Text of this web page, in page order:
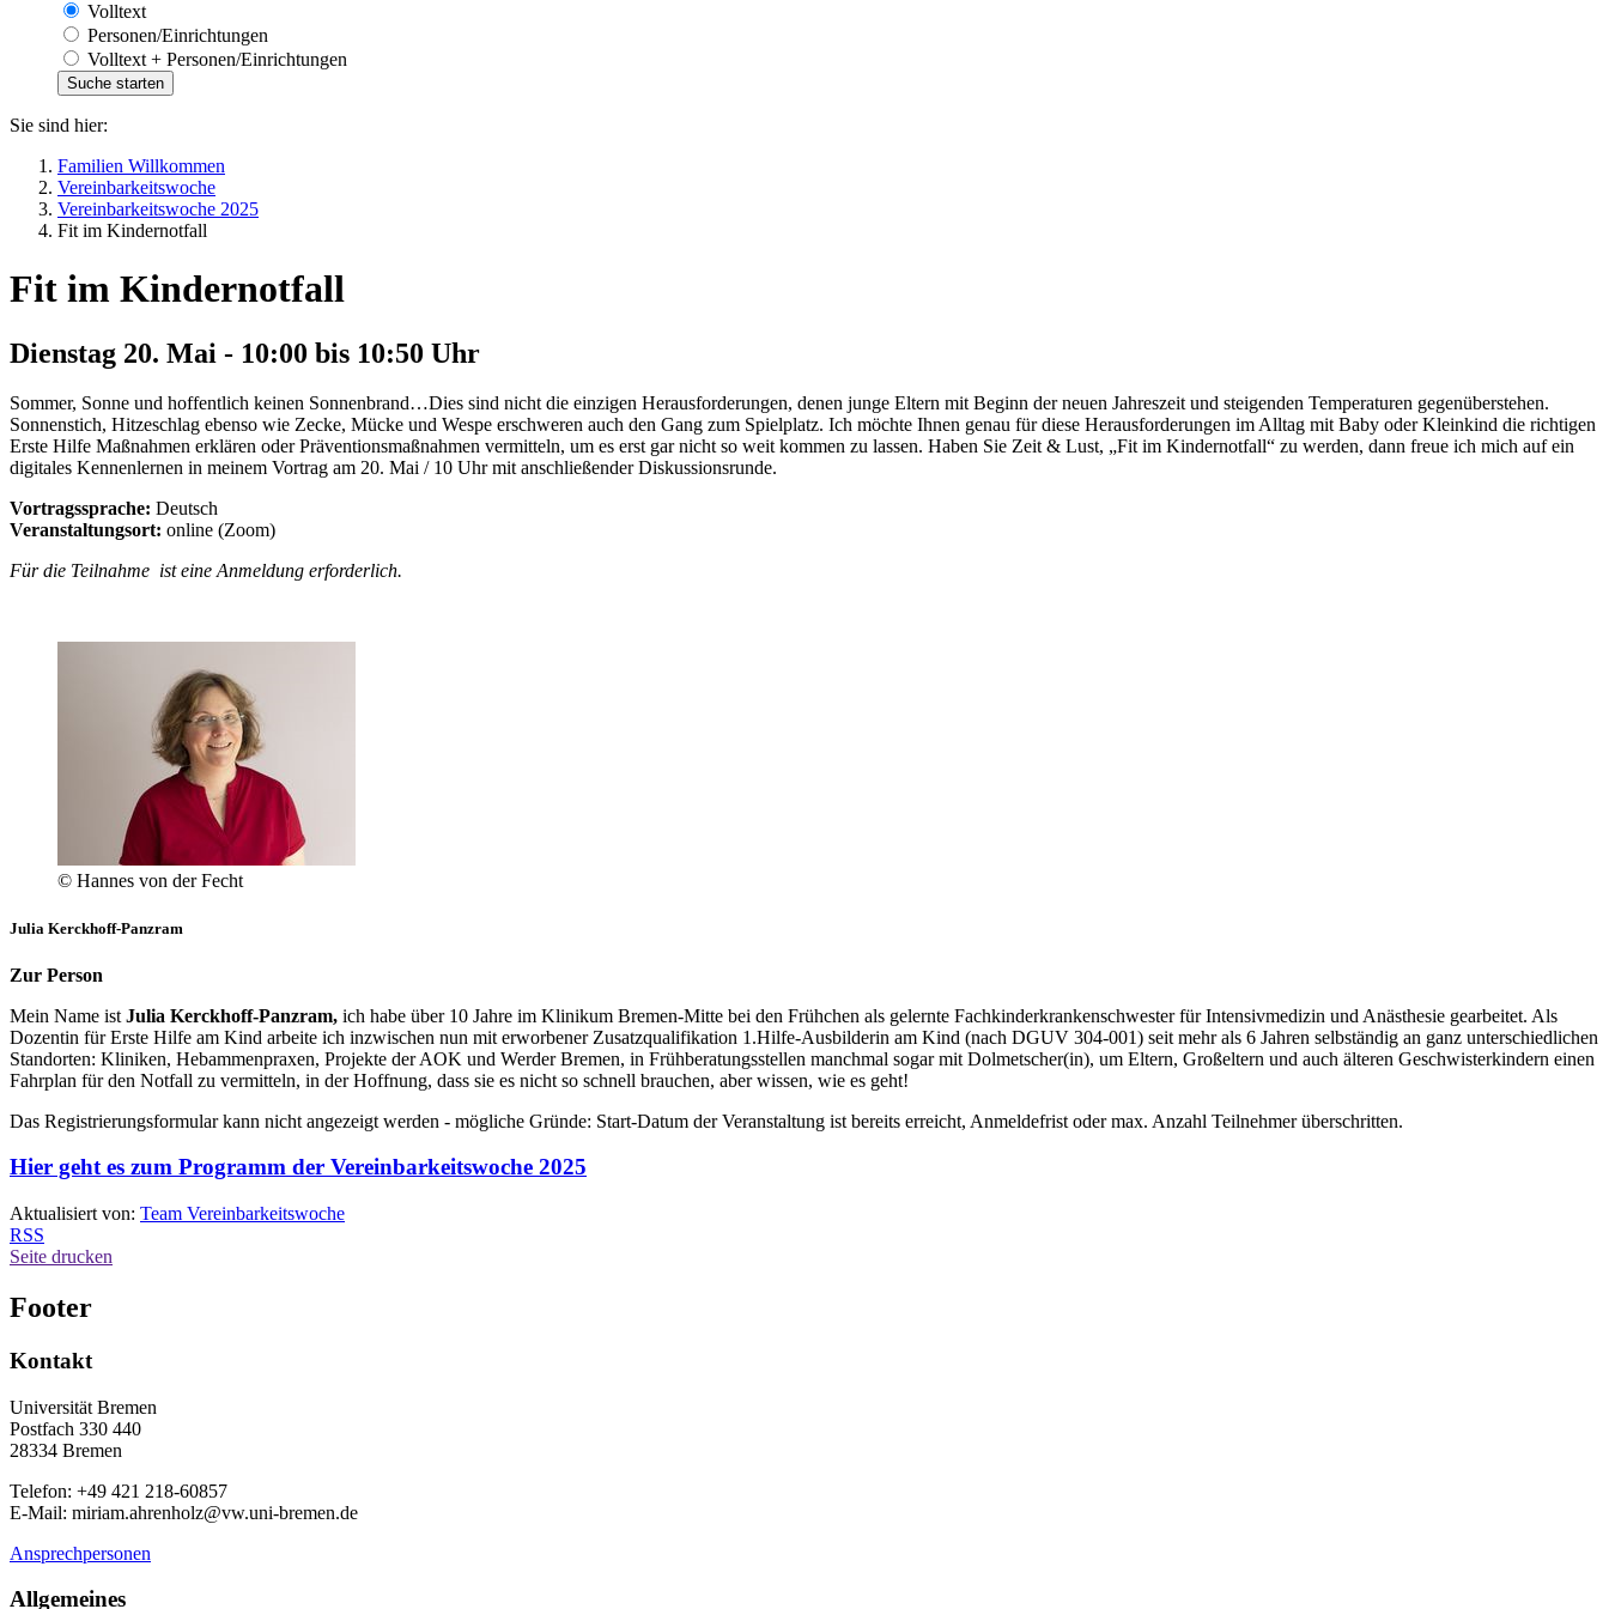
Volltext
Personen/Einrichtungen
Volltext + Personen/Einrichtungen
Sie sind hier:
Familien Willkommen
Vereinbarkeitswoche
Vereinbarkeitswoche 2025
Fit im Kindernotfall
Fit im Kindernotfall
Dienstag 20. Mai - 10:00 bis 10:50 Uhr
Sommer, Sonne und hoffentlich keinen Sonnenbrand…Dies sind nicht die einzigen Herausforderungen, denen junge Eltern mit Beginn der neuen Jahreszeit und steigenden Temperaturen gegenüberstehen.
Sonnenstich, Hitzeschlag ebenso wie Zecke, Mücke und Wespe erschweren auch den Gang zum Spielplatz. Ich möchte Ihnen genau für diese Herausforderungen im Alltag mit Baby oder Kleinkind die richtigen
Erste Hilfe Maßnahmen erklären oder Präventionsmaßnahmen vermitteln, um es erst gar nicht so weit kommen zu lassen. Haben Sie Zeit & Lust, „Fit im Kindernotfall“ zu werden, dann freue ich mich auf ein
digitales Kennenlernen in meinem Vortrag am 20. Mai / 10 Uhr mit anschließender Diskussionsrunde.
Vortragssprache: Deutsch
Veranstaltungsort: online (Zoom)
Für die Teilnahme ist eine Anmeldung erforderlich.
© Hannes von der Fecht
Julia Kerckhoff-Panzram
Zur Person
Mein Name ist Julia Kerckhoff-Panzram, ich habe über 10 Jahre im Klinikum Bremen-Mitte bei den Frühchen als gelernte Fachkinderkrankenschwester für Intensivmedizin und Anästhesie gearbeitet. Als
Dozentin für Erste Hilfe am Kind arbeite ich inzwischen nun mit erworbener Zusatzqualifikation 1.Hilfe-Ausbilderin am Kind (nach DGUV 304-001) seit mehr als 6 Jahren selbständig an ganz unterschiedlichen
Standorten: Kliniken, Hebammenpraxen, Projekte der AOK und Werder Bremen, in Frühberatungsstellen manchmal sogar mit Dolmetscher(in), um Eltern, Großeltern und auch älteren Geschwisterkindern einen
Fahrplan für den Notfall zu vermitteln, in der Hoffnung, dass sie es nicht so schnell brauchen, aber wissen, wie es geht!
Das Registrierungsformular kann nicht angezeigt werden - mögliche Gründe: Start-Datum der Veranstaltung ist bereits erreicht, Anmeldefrist oder max. Anzahl Teilnehmer überschritten.
Hier geht es zum Programm der Vereinbarkeitswoche 2025
Aktualisiert von: Team Vereinbarkeitswoche
RSS
Seite drucken
Footer
Kontakt
Universität Bremen
Postfach 330 440
28334 Bremen
Telefon: +49 421 218-60857
E-Mail: miriam.ahrenholz@vw.uni-bremen.de
Ansprechpersonen
Allgemeines